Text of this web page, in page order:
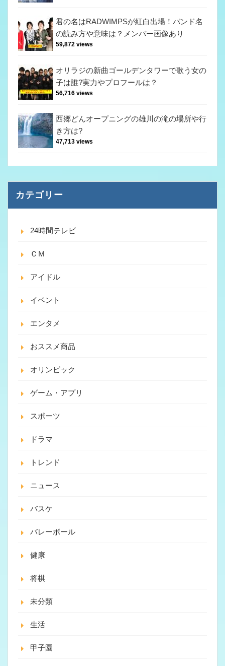
君の名はRADWIMPSが紅白出場！バンド名
の読み方や意味は？メンバー画像あり
59,872 views
オリラジの新曲ゴールデンタワーで歌う女の
子は誰?実力やプロフールは？
56,716 views
西郷どんオープニングの雄川の滝の場所や行
き方は?
47,713 views
カテゴリー
24時間テレビ
ＣＭ
アイドル
イベント
エンタメ
おススメ商品
オリンピック
ゲーム・アプリ
スポーツ
ドラマ
トレンド
ニュース
バスケ
バレーボール
健康
将棋
未分類
生活
甲子園